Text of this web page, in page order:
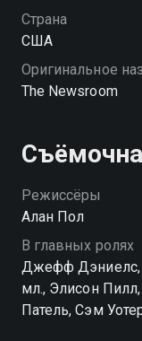
Страна
США
Оригинальное
The Newsroom
Режиссёры
Алан Пол
В главных ролях
Джефф Дэниелс,
мл., Элисон
Патель, Сэм